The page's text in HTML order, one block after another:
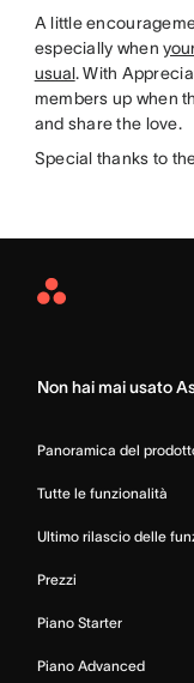
A little
especially when
usual. With
members up when
and share the love.
Special thanks to
Asana
Non hai mai usato
Panoramica del
Tutte le funzionalità
Ultimo rilascio delle
Prezzi
Piano Starter
Piano Advanced